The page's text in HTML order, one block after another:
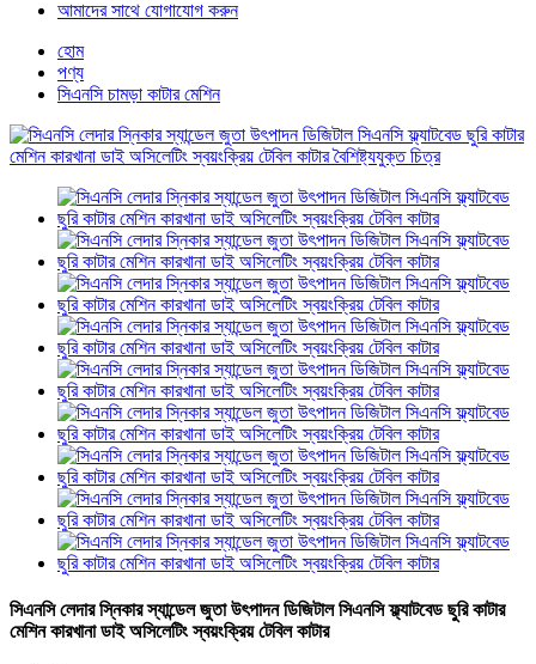
আমাদের সাথে যোগাযোগ করুন
হোম
পণ্য
সিএনসি চামড়া কাটার মেশিন
সিএনসি লেদার স্নিকার স্যান্ডেল জুতা উৎপাদন ডিজিটাল সিএনসি ফ্ল্যাটবেড ছুরি কাটার
মেশিন কারখানা ডাই অসিলেটিং স্বয়ংক্রিয় টেবিল কাটার